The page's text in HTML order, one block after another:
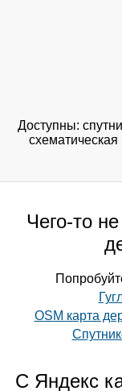
Доступны:
Чего-то
OSM карта
С Яндекс